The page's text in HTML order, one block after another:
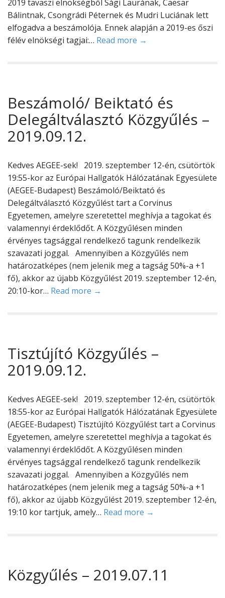
2019 tavaszi elnökségből Sági Laurának, Caesar
Bálintnak, Csongrádi Péternek és Mudri Luciának lett
elfogadva a beszámolója. Ennek alapján a 2019-es őszi
félév elnökségi tagjai:… Read more →
Beszámoló/ Beiktató és
Delegáltválasztó Közgyűlés –
2019.09.12.
Kedves AEGEE-sek! 2019. szeptember 12-én, csütörtök
19:55-kor az Európai Hallgatók Hálózatának Egyesülete
(AEGEE-Budapest) Beszámoló/Beiktató és
Delegáltválasztó Közgyűlést tart a Corvinus
Egyetemen, amelyre szeretettel meghívja a tagokat és
valamennyi érdeklődőt. A Közgyűlésen minden
érvényes tagsággal rendelkező tagunk rendelkezik
szavazati joggal. Amennyiben a Közgyűlés nem
határozatképes (nem jelenik meg a tagság 50%-a +1
fő), akkor az újabb Közgyűlést 2019. szeptember 12-én,
20:10-kor… Read more →
Tisztújító Közgyűlés –
2019.09.12.
Kedves AEGEE-sek! 2019. szeptember 12-én, csütörtök
18:55-kor az Európai Hallgatók Hálózatának Egyesülete
(AEGEE-Budapest) Tisztújító Közgyűlést tart a Corvinus
Egyetemen, amelyre szeretettel meghívja a tagokat és
valamennyi érdeklődőt. A Közgyűlésen minden
érvényes tagsággal rendelkező tagunk rendelkezik
szavazati joggal. Amennyiben a Közgyűlés nem
határozatképes (nem jelenik meg a tagság 50%-a +1
fő), akkor az újabb Közgyűlést 2019. szeptember 12-én,
19:10 kor tartjuk, amely… Read more →
Közgyűlés – 2019.07.11